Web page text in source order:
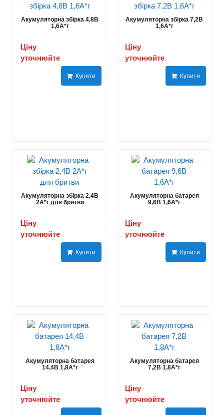
Акумуляторна збірка 4,8В
1,6A*г
Ціну
уточнюйте
Купити
Акумуляторна збірка 7,2В
1,6A*г
Ціну
уточнюйте
Купити
Акумуляторна збірка 2,4В
2A*г для бритви
Ціну
уточнюйте
Купити
Акумуляторна батарея
9,6В 1,6А*г
Ціну
уточнюйте
Купити
Акумуляторна батарея
14,4В 1,8A*г
Ціну
уточнюйте
Акумуляторна батарея
7,2В 1,8A*г
Ціну
уточнюйте